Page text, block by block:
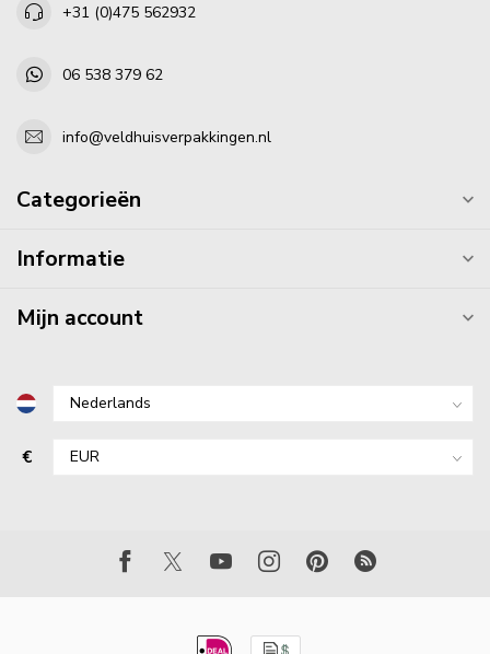
+31 (0)475 562932
06 538 379 62
info@veldhuisverpakkingen.nl
Categorieën
Informatie
Mijn account
€